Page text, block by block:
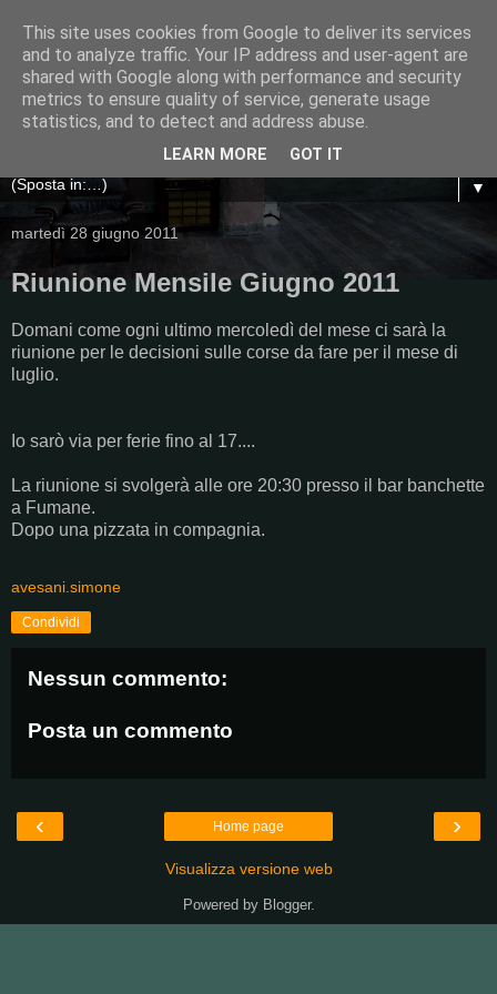
▼
martedì 28 giugno 2011
Riunione Mensile Giugno 2011
Domani come ogni ultimo mercoledì del mese ci sarà la
riunione per le decisioni sulle corse da fare per il mese di
luglio.
Io sarò via per ferie fino al 17....
La riunione si svolgerà alle ore 20:30 presso il bar banchette
a Fumane.
Dopo una pizzata in compagnia.
avesani.simone
Condividi
Nessun commento:
Posta un commento
‹ ›
Home page
Visualizza versione web
Powered by Blogger.
This site uses cookies from Google to deliver its services
and to analyze traffic. Your IP address and user-agent are
shared with Google along with performance and security
metrics to ensure quality of service, generate usage
statistics, and to detect and address abuse.
LEARN MORE GOT IT